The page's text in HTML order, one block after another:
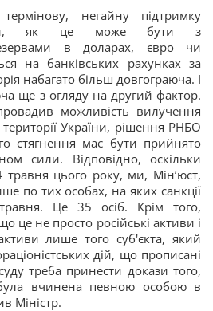
негайну підтримку
як це може бути з
в доларах, євро чи
на банківських рахунках за
набагато більш довгограюча. І
ще з огляду на другий фактор.
можливість вилучення
України, рішення РНБО
стягнення має бути прийнято
сили. Відповідно, оскільки
цього року, ми, Мін’юст,
по тих особах, на яких санкції
Це 35 осіб. Крім того,
це не просто російські активи і
лише того суб'єкта, який
дій, що прописані
треба принести докази того,
вчинена певною особою в
Міністр.